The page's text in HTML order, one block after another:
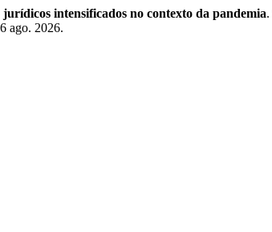
intensificados no contexto da pandemia.
ago. 2026.